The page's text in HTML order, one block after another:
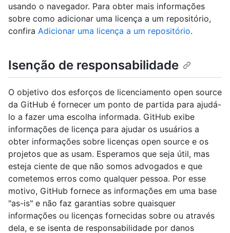
usando o navegador. Para obter mais informações
sobre como adicionar uma licença a um repositório,
confira Adicionar uma licença a um repositório.
Isenção de responsabilidade
O objetivo dos esforços de licenciamento open source
da GitHub é fornecer um ponto de partida para ajudá-
lo a fazer uma escolha informada. GitHub exibe
informações de licença para ajudar os usuários a
obter informações sobre licenças open source e os
projetos que as usam. Esperamos que seja útil, mas
esteja ciente de que não somos advogados e que
cometemos erros como qualquer pessoa. Por esse
motivo, GitHub fornece as informações em uma base
"as-is" e não faz garantias sobre quaisquer
informações ou licenças fornecidas sobre ou através
dela, e se isenta de responsabilidade por danos